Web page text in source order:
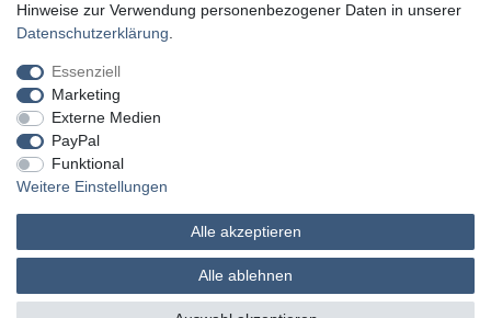
MATHES Werkzeuge und Maschinen
Hinweise zur Verwendung personenbezogener Daten in unserer
Daten­schutz­erklärung
Essenziell
Marketing
Externe Medien
PayPal
Funktional
Weitere Einstellungen
Alle akzeptieren
Alle ablehnen